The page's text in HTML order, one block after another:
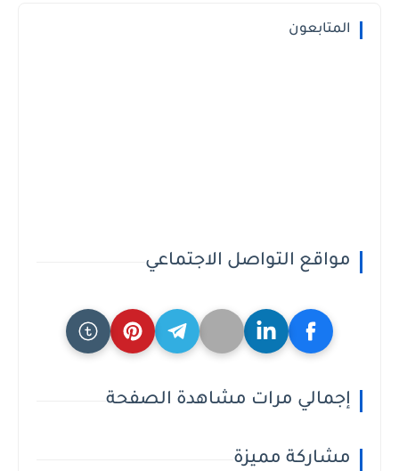
المتابعون
مواقع التواصل الاجتماعي
إجمالي مرات مشاهدة الصفحة
مشاركة مميزة